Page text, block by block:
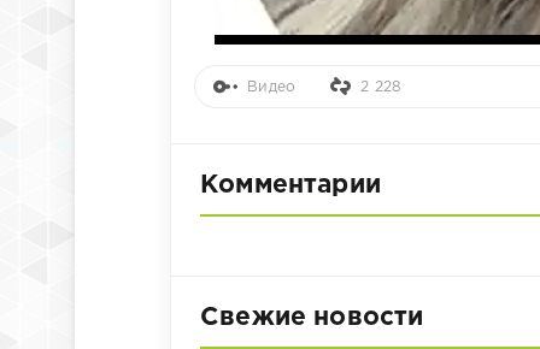
Видео 2 228
Комментарии
Свежие новости